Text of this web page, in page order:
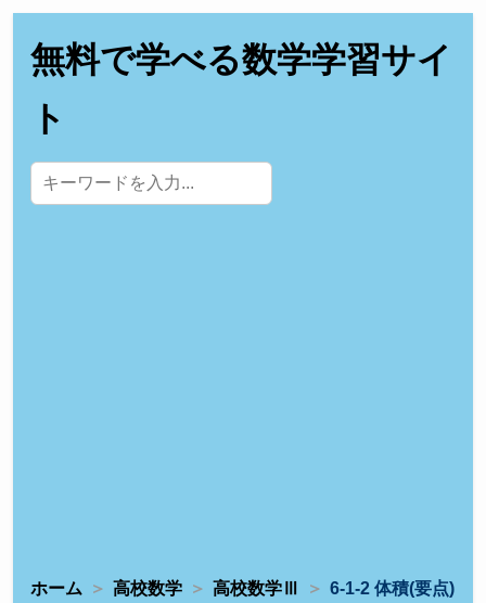
無料で学べる数学学習サイ
ト
サイト内検索
ホーム 高校数学 高校数学Ⅲ 6-1-2 体積(要点)